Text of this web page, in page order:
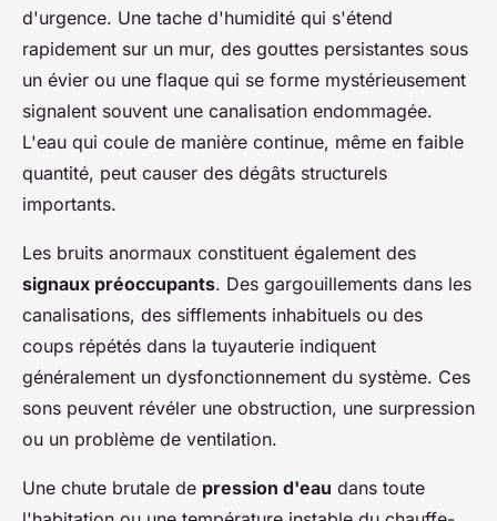
d'urgence. Une tache d'humidité qui s'étend
rapidement sur un mur, des gouttes persistantes sous
un évier ou une flaque qui se forme mystérieusement
signalent souvent une canalisation endommagée.
L'eau qui coule de manière continue, même en faible
quantité, peut causer des dégâts structurels
importants.
Les bruits anormaux constituent également des
signaux préoccupants. Des gargouillements dans les
canalisations, des sifflements inhabituels ou des
coups répétés dans la tuyauterie indiquent
généralement un dysfonctionnement du système. Ces
sons peuvent révéler une obstruction, une surpression
ou un problème de ventilation.
Une chute brutale de pression d'eau dans toute